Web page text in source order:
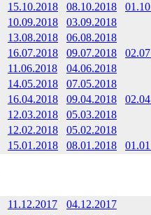
15.10.2018 08.10.2018
10.09.2018
03.09.2018
13.08.2018
06.08.2018
16.07.2018 09.07.2018
11.06.2018
04.06.2018
14.05.2018
07.05.2018
16.04.2018 09.04.2018
12.03.2018
05.03.2018
12.02.2018
05.02.2018
15.01.2018 08.01.2018
11.12.2017
04.12.2017